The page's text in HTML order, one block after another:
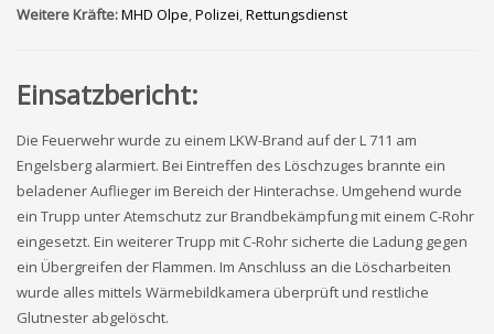
Weitere Kräfte:MHD Olpe,Polizei,Rettungsdienst
Einsatzbericht:
Die Feuerwehr wurde zu einem LKW-Brand auf der L 711 am
Engelsberg alarmiert. Bei Eintreffen des Löschzuges brannte ein
beladener Auflieger im Bereich der Hinterachse. Umgehend wurde
ein Trupp unter Atemschutz zur Brandbekämpfung mit einem C-Rohr
eingesetzt. Ein weiterer Trupp mit C-Rohr sicherte die Ladung gegen
ein Übergreifen der Flammen. Im Anschluss an die Löscharbeiten
wurde alles mittels Wärmebildkamera überprüft und restliche
Glutnester abgelöscht.